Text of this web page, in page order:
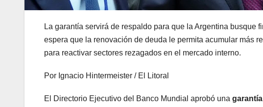
La garantía servirá de respaldo para que la Argentina busque
espera que la renovación de deuda le permita acumular más
para reactivar sectores rezagados en el mercado interno.
Por Ignacio Hintermeister / El Litoral
El Directorio Ejecutivo del Banco Mundial aprobó una